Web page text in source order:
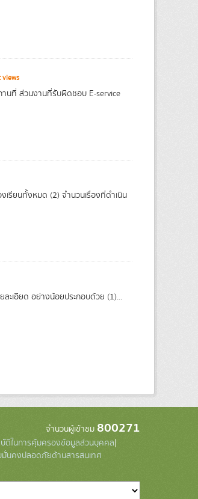
านที่ ส่วนงานที่รับผิดชอบ E-service
เรียนทั้งหมด (2) จำนวนเรื่องที่ดำเนิน
ะเอียด อย่างน้อยประกอบด้วย (1)...
จำนวนผู้เข้าชม 800271
บัติในการคุ้มครองข้อมูลส่วนบุคคล|
มั่นคงปลอดภัยด้านสารสนเทศ